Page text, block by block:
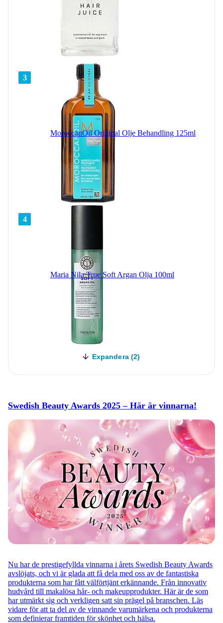
3
MoroccanOil Original Olje Behandling 125ml
4
Maria Nila True Soft Argan Olja 100ml
Expandera (2)
Swedish Beauty Awards 2025 – Här är vinnarna!
Nu har de prestigefyllda vinnarna i årets Swedish Beauty Awards
avslöjats, och vi är glada att få dela med oss av de fantastiska
produkterna som har fått välförtjänt erkännande. Från innovativ
hudvård till makalösa hår- och makeupprodukter. Här är de som
har utmärkt sig och verkligen satt sin prägel på branschen. Läs
vidare för att ta del av de vinnande varumärkena och produkterna
som definierar framtiden för skönhet och hälsa.